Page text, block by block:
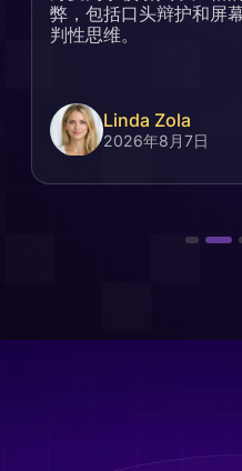
弊，包括口头辩护和屏
判性思维。
Linda Zola
2026年8月7日